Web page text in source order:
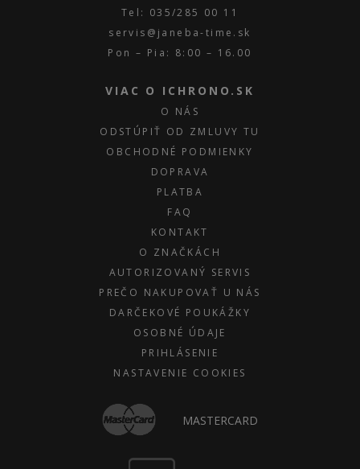
Tel: 035/285 00 11
servis@janeba-time.sk
Pon – Pia: 8:00 – 16.00
VIAC O ICHRONO.SK
O NÁS
ODSTÚPIŤ OD ZMLUVY TU
OBCHODNÉ PODMIENKY
DOPRAVA
PLATBA
FAQ
KONTAKT
O ZNAČKÁCH
AUTORIZOVANÝ SERVIS
PREČO NAKUPOVAŤ U NÁS
DARČEKOVÉ POUKÁŽKY
OSOBNÉ ÚDAJE
PRIHLÁSENIE
NASTAVENIE COOKIES
MASTERCARD